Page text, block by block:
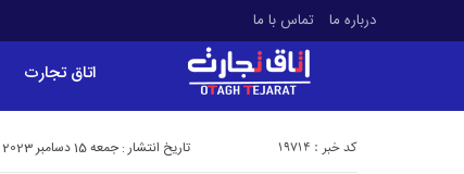
درباره ما تماس با ما
اتاق تجارت
تاریخ انتشار : جمعه 15 دسامبر 2023 - 11:08 کد خبر : 19714